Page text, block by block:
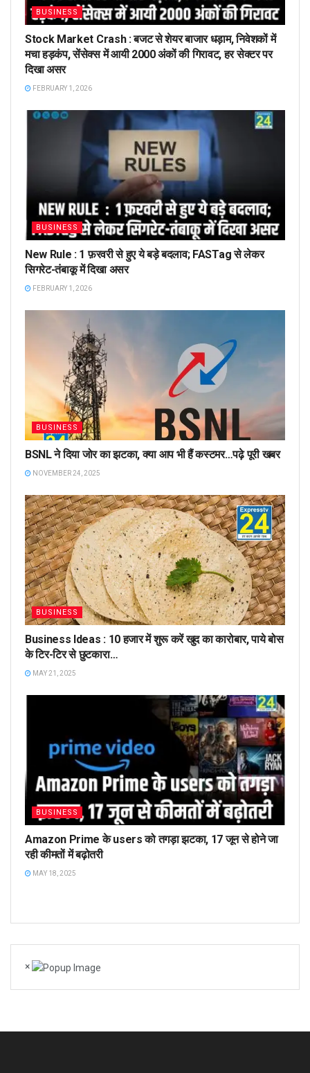
BUSINESS
Stock Market Crash : बजट से शेयर बाजार धड़ाम, निवेशकों में
मचा हड़कंप, सेंसेक्स में आयी 2000 अंकों की गिरावट, हर सेक्टर पर
दिखा असर
FEBRUARY 1, 2026
BUSINESS
New Rule : 1 फ़रवरी से हुए ये बड़े बदलाव; FASTag से लेकर
सिगरेट-तंबाकू में दिखा असर
FEBRUARY 1, 2026
BUSINESS
BSNL ने दिया जोर का झटका, क्या आप भी हैं कस्टमर…पढ़े पूरी खबर
NOVEMBER 24, 2025
BUSINESS
Business Ideas : 10 हजार में शुरू करें खुद का कारोबार, पाये बोस
के टिर-टिर से छुटकारा…
MAY 21, 2025
BUSINESS
Amazon Prime के users को तगड़ा झटका, 17 जून से होने जा
रही कीमतों में बढ़ोतरी
MAY 18, 2025
×